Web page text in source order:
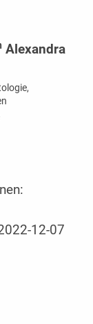
Alexandra
12-07